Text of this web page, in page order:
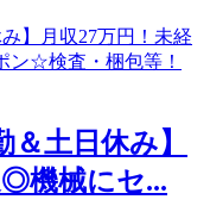
＆土日休み】
◎機械にセ...